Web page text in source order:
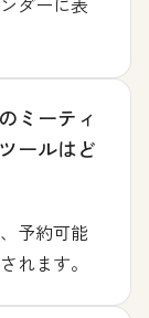
ミーティ
ールはど
予約可能
れます。